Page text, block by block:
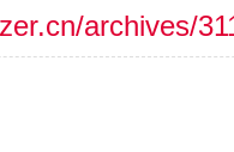
archives/